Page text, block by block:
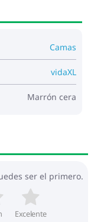
120 x 200
incluido)
(ancho x
cm
Camas
vidaXL
Marrón cera
ser el primero.
Excelente